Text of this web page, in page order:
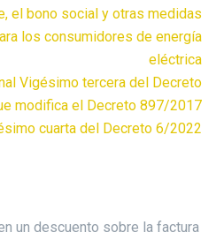
el bono social y otras medidas
los consumidores de energía
eléctrica
Vigésimo tercera del Decreto
modifica el Decreto 897/2017
cuarta del Decreto 6/2022
un descuento sobre la factura